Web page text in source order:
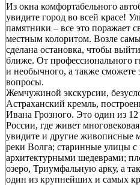
Из окна комфортабельного
увидите город во всей красе!
памятники – все это поражает
местным колоритом. Возле
сделана остановка, чтобы
ближе. От профессионального
и необычного, а также сможете
вопросы.
Жемчужиной экскурсии,
Астраханский кремль,
Ивана Грозного. Это один из
России, где живет
увидите и другие живописные
реки Волга; старинные улицы
архитектурными шедеврами;
озеро, Триумфальную арку, а
один из крупнейших и самых